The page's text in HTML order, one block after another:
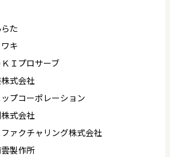
た
キ
Ｉプロサーブ
式会社
プコーポレーション
式会社
ァクチャリング株式会社
製作所